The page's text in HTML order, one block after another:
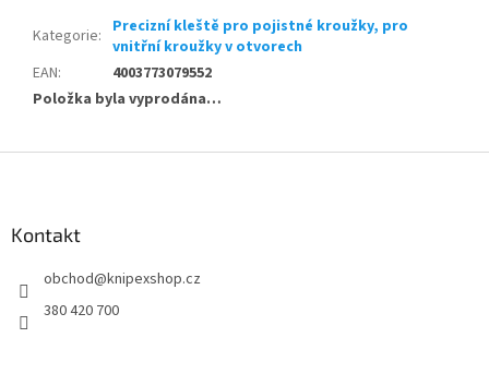
Kategorie: Precizní kleště pro pojistné kroužky, pro
vnitřní kroužky v otvorech
EAN:
4003773079552
Položka byla vyprodána…
Kontakt
obchod@knipexshop.cz
380 420 700